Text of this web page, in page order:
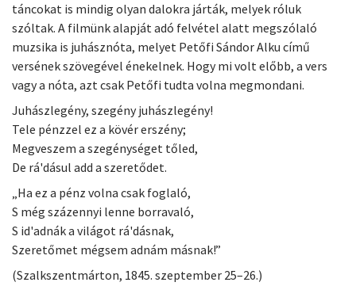
táncokat is mindig olyan dalokra járták, melyek róluk
szóltak. A filmünk alapját adó felvétel alatt megszólaló
muzsika is juhásznóta, melyet Petőfi Sándor Alku című
versének szövegével énekelnek. Hogy mi volt előbb, a vers
vagy a nóta, azt csak Petőfi tudta volna megmondani.
Juhászlegény, szegény juhászlegény!
Tele pénzzel ez a kövér erszény;
Megveszem a szegénységet tőled,
De rá'dásul add a szeretődet.
„Ha ez a pénz volna csak foglaló,
S még százennyi lenne borravaló,
S id'adnák a világot rá'dásnak,
Szeretőmet mégsem adnám másnak!”
(Szalkszentmárton, 1845. szeptember 25–26.)